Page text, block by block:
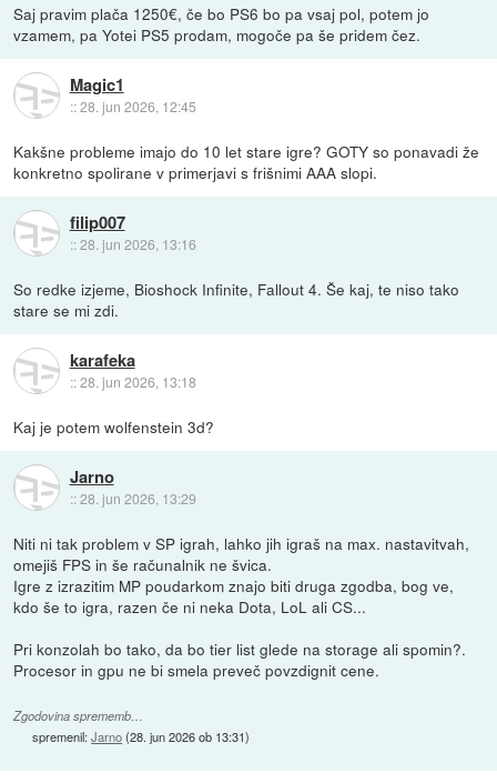
Saj pravim plača 1250€, če bo PS6 bo pa vsaj pol, potem jo
vzamem, pa Yotei PS5 prodam, mogoče pa še pridem čez.
Magic1
::28. jun 2026, 12:45
Kakšne probleme imajo do 10 let stare igre? GOTY so ponavadi že
konkretno spolirane v primerjavi s frišnimi AAA slopi.
filip007
::28. jun 2026, 13:16
So redke izjeme, Bioshock Infinite, Fallout 4. Še kaj, te niso tako
stare se mi zdi.
karafeka
::28. jun 2026, 13:18
Kaj je potem wolfenstein 3d?
Jarno
::28. jun 2026, 13:29
Niti ni tak problem v SP igrah, lahko jih igraš na max. nastavitvah,
omejiš FPS in še računalnik ne švica.
Igre z izrazitim MP poudarkom znajo biti druga zgodba, bog ve,
kdo še to igra, razen če ni neka Dota, LoL ali CS...
Pri konzolah bo tako, da bo tier list glede na storage ali spomin?.
Procesor in gpu ne bi smela preveč povzdignit cene.
Zgodovina sprememb…
spremenil:Jarno(28. jun 2026 ob 13:31)